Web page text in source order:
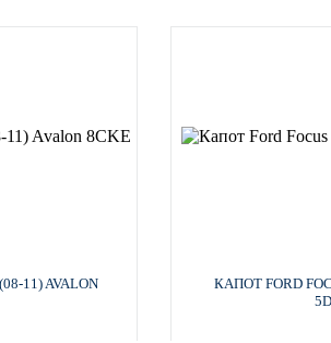
11) AVALON
КАПОТ FORD